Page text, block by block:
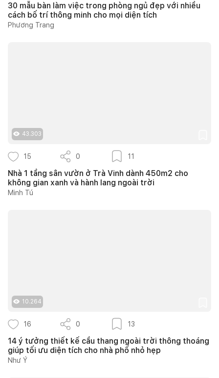
30 mẫu bàn làm việc trong phòng ngủ đẹp với nhiều
cách bố trí thông minh cho mọi diện tích
Phương Trang
43.303
15 0 11
Nhà 1 tầng sân vườn ở Trà Vinh dành 450m2 cho
không gian xanh và hành lang ngoài trời
Minh Tú
10.264
16 0 13
14 ý tưởng thiết kế cầu thang ngoài trời thông thoáng
giúp tối ưu diện tích cho nhà phố nhỏ hẹp
Như Ý